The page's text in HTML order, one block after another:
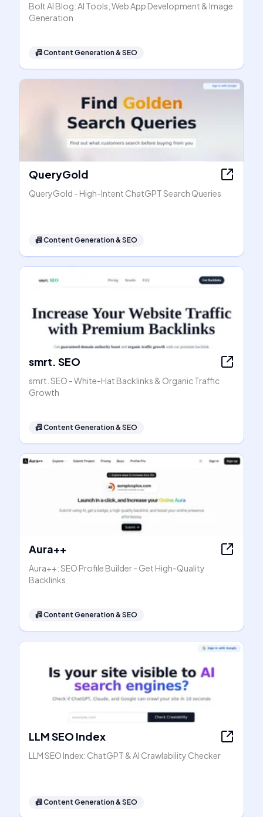
Bolt AI Blog: AI Tools, Web App Development & Image
Generation
📠Content Generation & SEO
QueryGold
QueryGold - High-Intent ChatGPT Search Queries
📠Content Generation & SEO
smrt. SEO
smrt. SEO - White-Hat Backlinks & Organic Traffic
Growth
📠Content Generation & SEO
Aura++
Aura++: SEO Profile Builder - Get High-Quality
Backlinks
📠Content Generation & SEO
LLM SEO Index
LLM SEO Index: ChatGPT & AI Crawlability Checker
📠Content Generation & SEO